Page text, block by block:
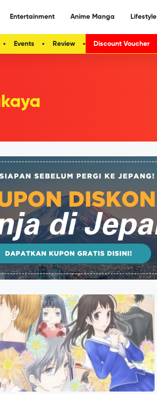
Entertainment Anime Manga Lifestyle
Events Review Discount Voucher